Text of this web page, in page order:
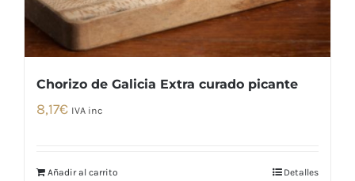
Chorizo de Galicia Extra curado picante
8,17€ IVA inc
Añadir al carrito Detalles